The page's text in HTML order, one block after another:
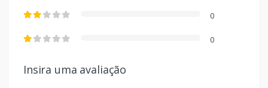
0
0
Insira uma avaliação